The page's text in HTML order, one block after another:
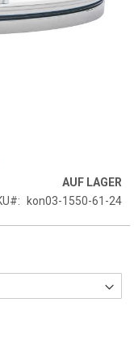
AUF LAGER
kon03-1550-61-24